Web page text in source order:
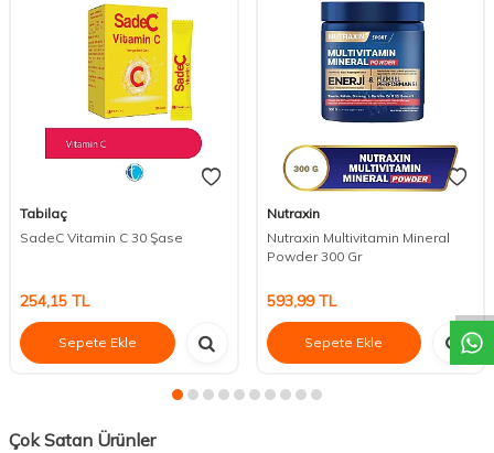
Tabilaç
SadeC Vitamin C 30 Şase
254,15 TL
Sepete Ekle
Nutraxin
Nutraxin Multivitamin Mineral
Powder 300 Gr
593,99TL
Sepete Ekle
Çok Satan Ürünler